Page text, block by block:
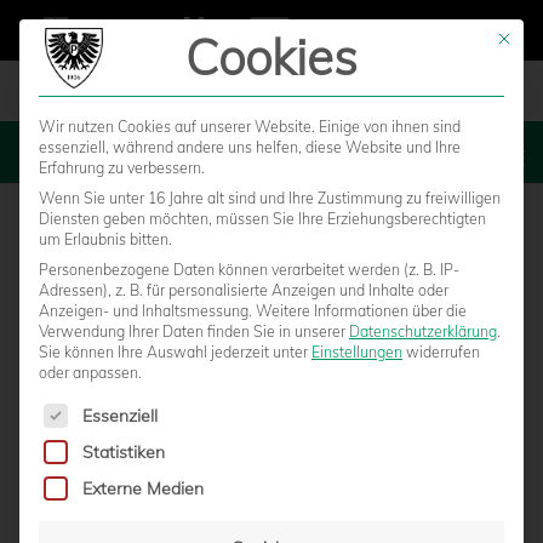
MENU
U23 VERTEIDIGT MIT 1:0-HEIMSIEG
Mit
Cookies
Wir nutzen Cookies auf unserer Website. Einige von ihnen sind
essenziell, während andere uns helfen, diese Website und Ihre
Erfahrung zu verbessern.
Wenn Sie unter 16 Jahre alt sind und Ihre Zustimmung zu freiwilligen
Diensten geben möchten, müssen Sie Ihre Erziehungsberechtigten
um Erlaubnis bitten.
Personenbezogene Daten können verarbeitet werden (z. B. IP-
Adressen), z. B. für personalisierte Anzeigen und Inhalte oder
Anzeigen- und Inhaltsmessung. Weitere Informationen über die
Verwendung Ihrer Daten finden Sie in unserer Datenschutzerklärung.
Sie können Ihre Auswahl jederzeit unter Einstellungen widerrufen
oder anpassen.
Es folgt eine Liste der Service-Gruppen, für die eine
Essenziell
Statistiken
Externe Medien